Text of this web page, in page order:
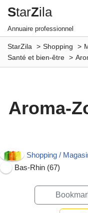
Aller
au
contenu
StarZila
Annuaire professionnel
StarZila Shopping
Santé et bien-être
Aroma-
Shopping /
Bas-Rhin (67)